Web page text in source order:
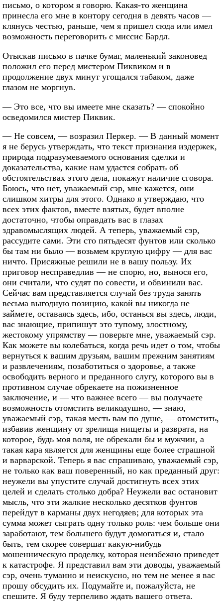
письмо, о котором я говорю. Какая-то женщина
принесла его мне в контору сегодня в девять часов —
клянусь честью, раньше, чем я пришел сюда или имел
возможность переговорить с миссис Бардл.
Отыскав письмо в пачке бумаг, маленький законовед
положил его перед мистером Пиквиком и в
продолжение двух минут угощался табаком, даже
глазом не моргнув.
— Это все, что вы имеете мне сказать? — спокойно
осведомился мистер Пиквик.
— Не совсем, — возразил Перкер. — В данный момент
я не берусь утверждать, что текст признания издержек,
природа подразумеваемого основания сделки и
доказательства, какие нам удастся собрать об
обстоятельствах этого дела, покажут наличие сговора.
Боюсь, что нет, уважаемый сэр, мне кажется, они
слишком хитры для этого. Однако я утверждаю, что
всех этих фактов, вместе взятых, будет вполне
достаточно, чтобы оправдать вас в глазах
здравомыслящих людей. А теперь, уважаемый сэр,
рассудите сами. Эти сто пятьдесят фунтов или сколько
бы там ни было — возьмем круглую цифру — для вас
ничто. Присяжные решили не в вашу пользу. Их
приговор несправедлив — не спорю, но, вынося его,
они считали, что судят по совести, и обвинили вас.
Сейчас вам представляется случай без труда занять
весьма выгодную позицию, какой вы никогда не
займете, оставаясь здесь, ибо, останься вы здесь, люди,
вас знающие, припишут это тупому, злостному,
жестокому упрямству — поверьте мне, уважаемый сэр.
Как можете вы колебаться, когда речь идет о том, чтобы
вернуться к вашим друзьям, вашим прежним занятиям
и развлечениям, позаботиться о здоровье, а также
освободить верного и преданного слугу, которого вы в
противном случае обрекаете на пожизненное
заключение, и — что важнее всего — вы получаете
возможность отомстить великодушно, — знаю,
уважаемый сэр, такая месть вам по душе, — отомстить,
избавив женщину от зрелища нищеты и разврата, на
которое, будь моя воля, не обрекали бы и мужчин, а
такая кара является для женщины еще более страшной
и варварской. Теперь я вас спрашиваю, уважаемый сэр,
не только как ваш поверенный, но как преданный друг:
неужели вы упустите случай достигнуть всех этих
целей и сделать столько добра? Неужели вас остановит
мысль, что эти жалкие несколько десятков фунтов
перейдут в карманы двух негодяев; для которых эта
сумма может сыграть одну только роль: чем больше они
заработают, тем большего будут домогаться и, стало
быть, тем скорее совершат какую-нибудь
мошенническую проделку, которая неизбежно приведет
к катастрофе. Я представил вам эти доводы, уважаемый
сэр, очень туманно и неискусно, но тем не менее я вас
прошу обсудить их. Подумайте и, пожалуйста, не
спешите. Я буду терпеливо ждать вашего ответа.